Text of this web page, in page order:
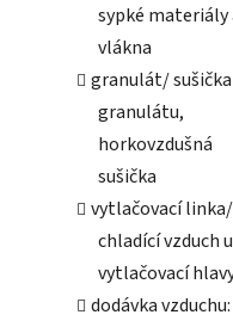
sypké materiály
vlákna
granulát/ sušička
granulátu,
horkovzdušná
sušička
vytlačovací linka/
chladící vzduch u
vytlačovací
dodávka vzduchu: